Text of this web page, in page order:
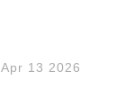
Apr 13 2026